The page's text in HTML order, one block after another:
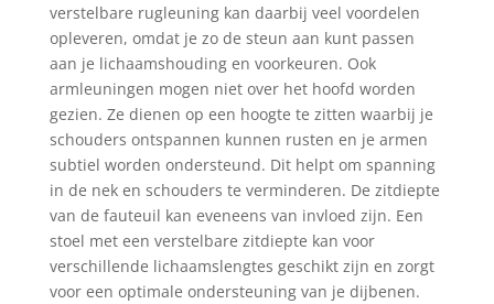
verstelbare rugleuning kan daarbij veel voordelen
opleveren, omdat je zo de steun aan kunt passen
aan je lichaamshouding en voorkeuren. Ook
armleuningen mogen niet over het hoofd worden
gezien. Ze dienen op een hoogte te zitten waarbij je
schouders ontspannen kunnen rusten en je armen
subtiel worden ondersteund. Dit helpt om spanning
in de nek en schouders te verminderen. De zitdiepte
van de fauteuil kan eveneens van invloed zijn. Een
stoel met een verstelbare zitdiepte kan voor
verschillende lichaamslengtes geschikt zijn en zorgt
voor een optimale ondersteuning van je dijbenen.